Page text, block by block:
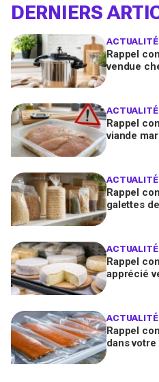
DERNIERS
Rappel
vendue
Rappel
viande
Rappel
galettes
Rappel
apprécié
Rappel
dans